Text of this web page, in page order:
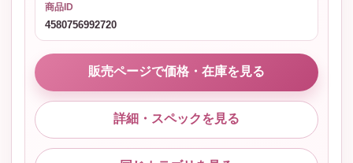
商品ID
4580756992720
販売ページで価格・在庫を見る
詳細・スペックを見る